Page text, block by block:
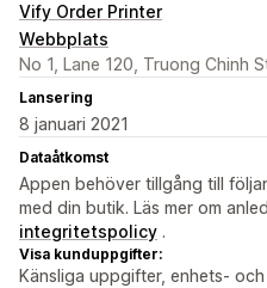
Vify Order Printer
Webbplats
No 1, Lane 120, Truong Chinh
Lansering
8 januari 2021
Dataåtkomst
Appen behöver tillgång till
med din butik. Läs mer om
integritetspolicy .
Visa kunduppgifter:
Känsliga uppgifter, enhets-